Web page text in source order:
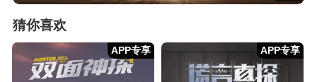
猜你喜欢
APP专享 APP专享